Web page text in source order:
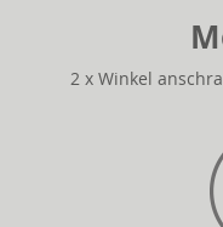
2 x Winkel